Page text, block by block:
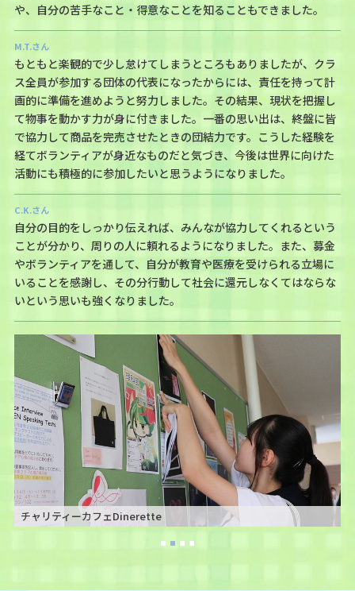
や、自分の苦手なこと・得意なことを知ることもできました。
M.T.さん
もともと楽観的で少し怠けてしまうところもありましたが、クラ
ス全員が参加する団体の代表になったからには、責任を持って計
画的に準備を進めようと努力しました。その結果、現状を把握し
て物事を動かす力が身に付きました。一番の思い出は、終盤に皆
で協力して商品を完売させたときの団結力です。こうした経験を
経てボランティアが身近なものだと気づき、今後は世界に向けた
活動にも積極的に参加したいと思うようになりました。
C.K.さん
自分の目的をしっかり伝えれば、みんなが協力してくれるという
ことが分かり、周りの人に頼れるようになりました。また、募金
やボランティアを通して、自分が教育や医療を受けられる立場に
いることを感謝し、その分行動して社会に還元しなくてはならな
いという思いも強くなりました。
チャリティーカフェDinerette